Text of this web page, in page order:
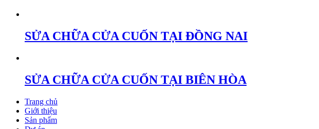
SỬA CHỮA CỬA CUỐN TẠI ĐỒNG NAI
SỬA CHỮA CỬA CUỐN TẠI BIÊN HÒA
Trang chủ
Giới thiệu
Sản phẩm